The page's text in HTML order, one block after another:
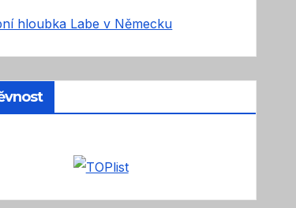
hloubka Labe v Německu